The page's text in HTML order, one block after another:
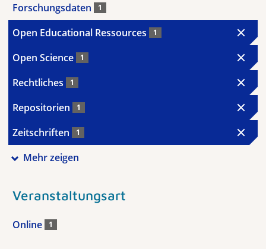
Forschungsdaten 1
Open Educational Ressources 1
Open Science 1
Rechtliches 1
Repositorien 1
Zeitschriften 1
Mehr zeigen
Veranstaltungsart
Online 1